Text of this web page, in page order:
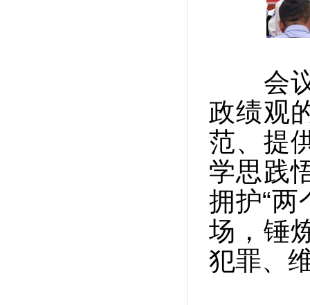
会议
政绩观
范、提
学思践
拥护“两
场，锤
犯罪、